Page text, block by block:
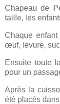
Chapeau de
taille, les
Chaque
œuf, levure,
Ensuite toute
pour un
Après la
été placés